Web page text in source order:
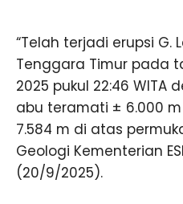
“Telah terjadi erupsi G.
Tenggara Timur pada
2025 pukul 22:46 WITA
abu teramati ± 6.000
7.584 m di atas
Geologi Kementerian
(20/9/2025).